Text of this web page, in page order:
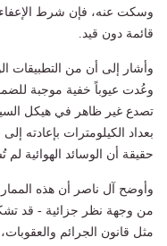
وسكت عنه، فإن شرط
قائمة دون قيد.
وأشار إلى أن من التطبيقات
وعُدت عيوباً خفية موجبة
تصدع غير ظاهر في هيكل
بعداد الكيلومترات بإعادته
حقيقة أن الوسائد الهوائية
وأوضح آل ناصر أن هذه
من وجهة نظر جزائية - قد تشكّل
مثل قانون الجرائم